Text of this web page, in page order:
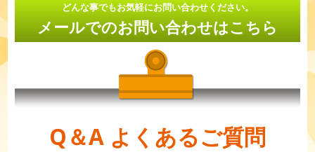
どんな事でもお気軽にお問い合わせください。
メールでのお問い合わせはこちら
Q＆A よくあるご質問